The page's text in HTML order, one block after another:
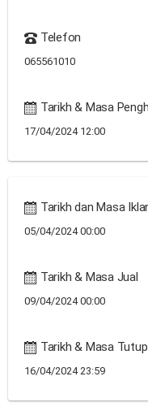
Telefon
065561010
Tarikh & Masa
17/04/2024 12:00
Tarikh dan Masa
05/04/2024 00:00
Tarikh & Masa Jual
09/04/2024 00:00
Tarikh & Masa Tutup
16/04/2024 23:59